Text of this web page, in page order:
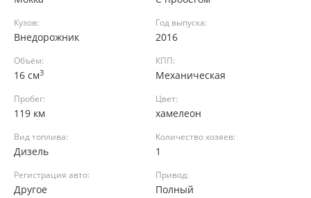
Кузов:
Внедорожник
Год выпуска:
2016
Объём:
16 см3
КПП:
Механическая
Пробег:
119 км
Цвет:
хамелеон
Вид топлива:
Дизель
Количество хозяев:
1
Регистрация авто:
Другое
Привод:
Полный